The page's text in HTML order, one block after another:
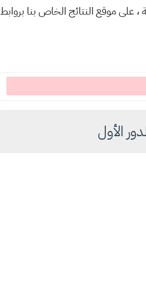
2024 ، وزارة التربية والتعليم العراقية ، على موقع النتائج الخاص بنا بروابط